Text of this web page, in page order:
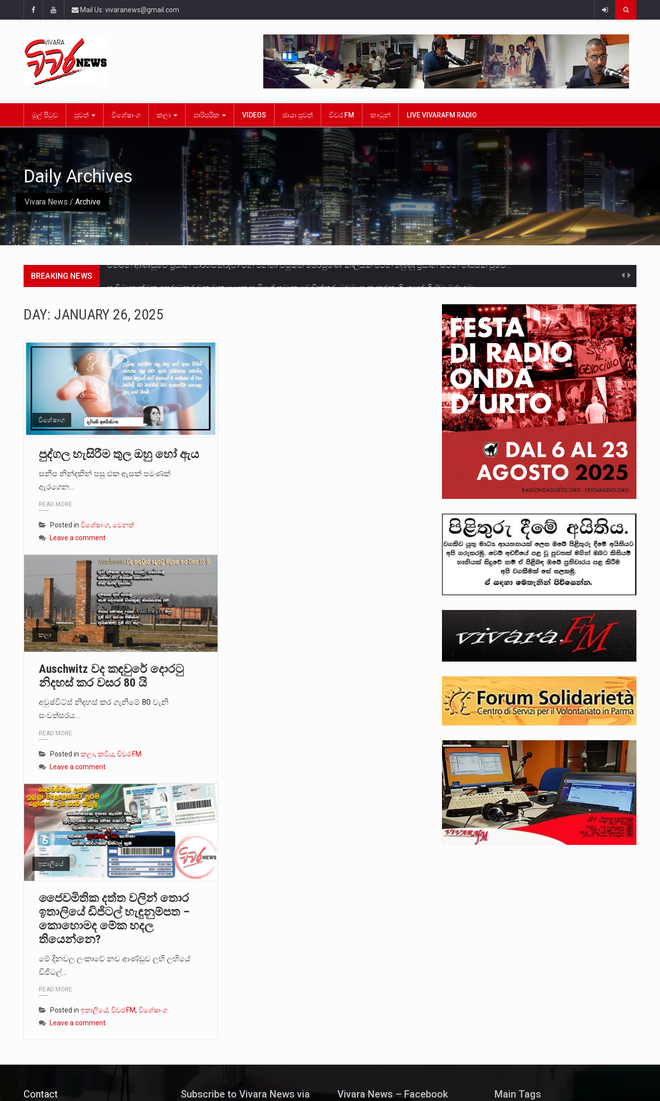
Mail Us: vivaranews@gmail.com
මුල් පිටුව පුවත් විශේෂාංග කලා පාරිසරික VIDEOS ඡායා පුවත් විවර FM කාටූන් LIVE VIVARAFM RADIO
Vivara News / Archive
Daily Archives
BREAKING NEWS
බන්ධනාගාර රැදවියන් 1,021 දෙනෙකු ඉකුත් වසර පහක කාලය තුලදී (2020 ජනවාරි 01 සිට 2025 දෙසැම්බර්…
මහර බන්ධනාගාරයේ අද ඇතිවූ සිද්ධියෙන් තුවාල ලැබූ බව කියන රැඳවියන් ගණන ඉහළ ගොස් තිබේ. ඒ…
අගෝස්තු මස දෙවන ඉරිදා ලිට් රූම් සූම් සංවාදය පැවැත්වෙන්නේ "කතා කරන මහ වැව" නම් නකතාවක්…
ලාල් කාන්ත ඇමතිවරයා අධිකරණ විනිශ්චයකාරවරුන්ගේ විශ්‍රාම යෑමේ වයස සම්බන්ධයෙන් නිහඬව සිටින ලෙස තමාට දැනුම් දුන්…
හිටපු පොලිස්පති පූජිත් ජයසුන්දරට සහ හිටපු ආරක්ෂක අමාත්‍යංශ ලේකම් හේමසිරි ප්‍රනාන්දු විශේෂ ත්‍රිපුද්ගල මහාධිකරණය විසින්…
පසුගිය මැයි මස 31 දිනෙන් අවසන් වූ වසර තුළ ලොව පුරා විවිධ තනතුරු නාම වලින්…
මේ, දන්නා හඳුනන ලියන්නකුගේ නන්නාඳුනන අඩවියක සැරිසරා ලද ආස්වාදනීය මොහොතක සිංහාවලෝකනයකි .කෙටි කවියක දිගු බර…
වත්මන් ආණ්ඩුවේ ප්‍රධාන පාර්ශවකරුවා වන ජනතා විමුක්ති පෙරමුණේ කාලයක පටන් තිබුණු ප්‍රධාන සටන් පාඨයක් වූවේ…
DAY: JANUARY 26, 2025
විශේෂාංග
පුද්ගල හැසිරීම තුල ඔහු හෝ ඇය
සනීප නින්දකින් පසු එක ඇසක් පමණක්
ඇරගෙන…
READ MORE
Posted in විශේෂාංග, වෙනත්
Leave a comment
කලා
Auschwitz වද කඳවුරේ දොරටු
නිදහස් කර වසර 80 යි
අවුෂ්විට්ස් නිදහස් කර ගැනීමේ 80 වැනි
සංවත්සරය…
READ MORE
Posted in කලා, කවිය, විවර FM
Leave a comment
ඉතාලියේ
ජෛවමිතික දත්ත වලින් තොර
ඉතාලියේ ඩිජිටල් හැඳුනුම්පත –
කොහොමද මේක හදල
තියෙන්නෙ?
මේ දිනවල ලංකාවේ නව ආණ්ඩුව ලහි ලහියේ
ඩිජිටල්…
READ MORE
Posted in ඉතාලියේ, විවර FM, විශේෂාංග
Leave a comment
Contact Subscribe to Vivara News via Vivara News – Facebook Main Tags